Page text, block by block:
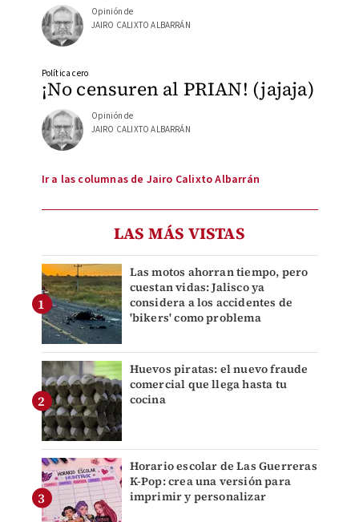
Opinión de
JAIRO CALIXTO ALBARRÁN
¡No censuren al PRIAN! (jajaja)
Política cero
Opinión de
JAIRO CALIXTO ALBARRÁN
Ir a las columnas de Jairo Calixto Albarrán
LAS MÁS VISTAS
Las motos ahorran tiempo, pero
cuestan vidas: Jalisco ya
considera a los accidentes de
'bikers' como problema
Huevos piratas: el nuevo fraude
comercial que llega hasta tu
cocina
Horario escolar de Las Guerreras
K-Pop: crea una versión para
imprimir y personalizar